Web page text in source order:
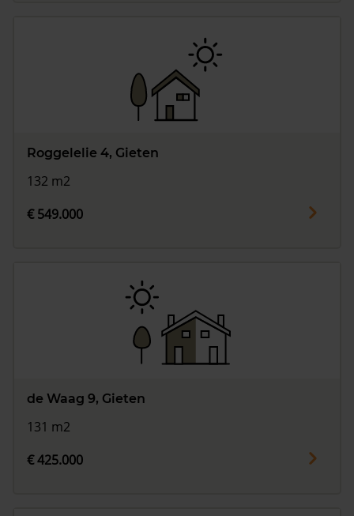
Roggelelie 4, Gieten
132 m2
€ 549.000
de Waag 9, Gieten
131 m2
€ 425.000